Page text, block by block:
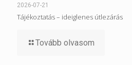
2026-07-21
Tájékoztatás – ideiglenes útlezárás
Tovább olvasom